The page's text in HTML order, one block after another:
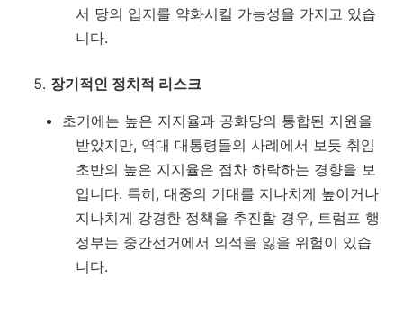
서 당의 입지를 약화시킬 가능성을 가지고 있습
니다.
장기적인 정치적 리스크
초기에는 높은 지지율과 공화당의 통합된 지원을
받았지만, 역대 대통령들의 사례에서 보듯 취임
초반의 높은 지지율은 점차 하락하는 경향을 보
입니다. 특히, 대중의 기대를 지나치게 높이거나
지나치게 강경한 정책을 추진할 경우, 트럼프 행
정부는 중간선거에서 의석을 잃을 위험이 있습
니다.